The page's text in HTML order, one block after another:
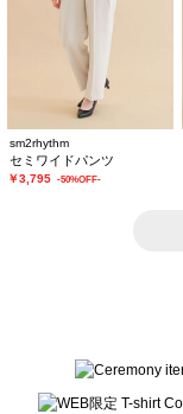
sm2rhythm
セミワイドパンツ
￥3,795 -50%OFF-